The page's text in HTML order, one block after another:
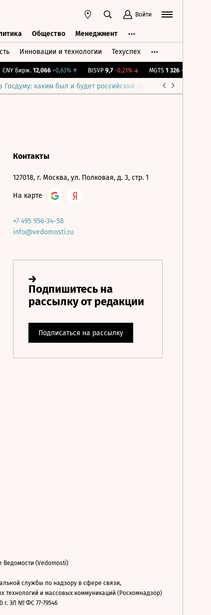
Войти
Общество Менеджмент
Инновации и технологии Техуспех
CNY Бирж. 12,066 +0,63%↑ BISVP 9,7 -0,21%↓ MGTS 1 326 +0,91%
каким был и будет российский парламент
Контакты
127018, г. Москва, ул. Полковая, д. 3, стр. 1
На карте
+7 495 956-34-58
info@vedomosti.ru
Ведомости (Vedomosti)
службы по надзору в сфере связи,
технологий и массовых коммуникаций (Роскомнадзор)
г. ЭЛ № ФС 77-79546